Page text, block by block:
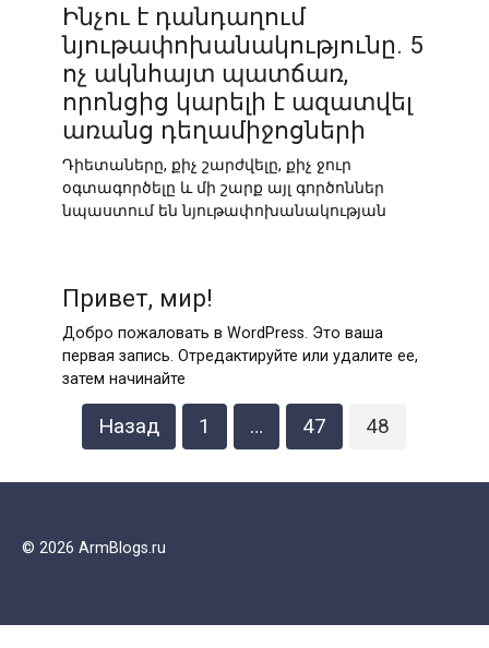
Ինչու է դանդաղում
նյութափոխանակությունը. 5
ոչ ակնհայտ պատճառ,
որոնցից կարելի է ազատվել
առանց դեղամիջոցների
Դիետաները, քիչ շարժվելը, քիչ ջուր
օգտագործելը և մի շարք այլ գործոններ
նպաստում են նյութափոխանակության
Привет, мир!
Добро пожаловать в WordPress. Это ваша
первая запись. Отредактируйте или удалите ее,
затем начинайте
Пагинация
записей
Назад 1 … 47 48
© 2026 ArmBlogs.ru